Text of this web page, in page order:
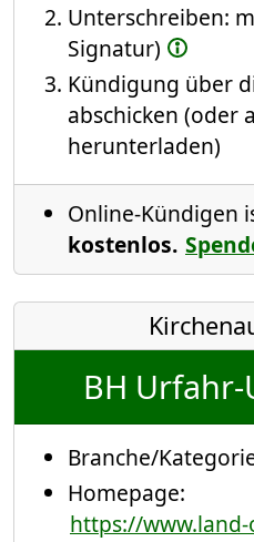
Unterschreiben:
Signatur)
Kündigung über
abschicken (oder
herunterladen)
Online-Kündigen
kostenlos.
BH
Branche/
Homepage:
https://